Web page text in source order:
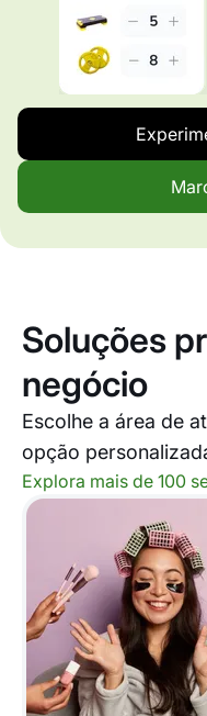
Soluções
negócio
Escolhe a área de
opção
Explora mais de 100